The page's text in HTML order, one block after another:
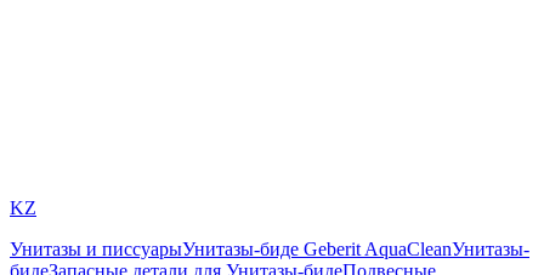
KZ
Унитазы и писсуарыУнитазы-биде Geberit AquaCleanУнитазы-
бидеЗапасные детали для Унитазы-бидеПодвесные